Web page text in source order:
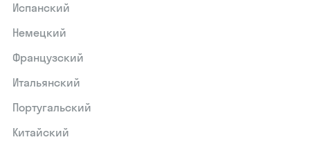
Испанский
Немецкий
Французский
Итальянский
Португальский
Китайский